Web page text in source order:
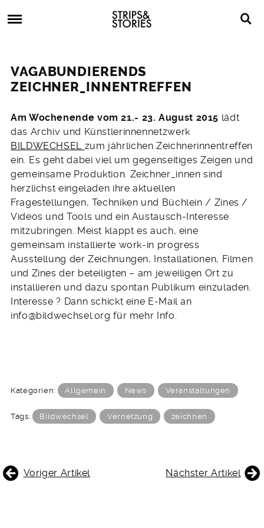
to
Strips
&
Stories
Comics,
Bücher
VAGABUNDIERENDS
ZEICHNER_INNENTREFFEN
7.
August
2015
Am Wochenende vom 21.- 23. August 2015 lädt
das Archiv und Künstlerinnennetzwerk
BILDWECHSEL zum jährlichen Zeichnerinnentreffen
ein. Es geht dabei viel um gegenseitiges Zeigen und
gemeinsame Produktion. Zeichner_innen sind
herzlichst eingeladen ihre aktuellen
Fragestellungen, Techniken und Büchlein / Zines /
Videos und Tools und ein Austausch-Interesse
mitzubringen. Meist klappt es auch, eine
gemeinsam installierte work-in progress
Ausstellung der Zeichnungen, Installationen, Filmen
und Zines der beteiligten – am jeweiligen Ort zu
installieren und dazu spontan Publikum einzuladen.
Interesse ? Dann schickt eine E-Mail an
info@bildwechsel.org für mehr Info.
Kategorien: Allgemein News Veranstaltungen
Tags: Bildwechsel Vernetzung zeichnen
BEITRAGSNAVIGATION
Voriger Artikel Nächster Artikel